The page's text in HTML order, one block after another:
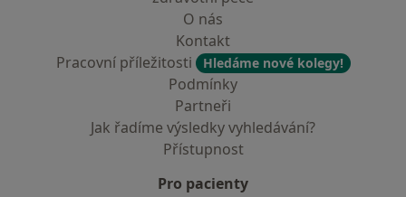
O nás
Kontakt
Pracovní příležitosti
Hledáme nové kolegy!
Podmínky
Partneři
Jak řadíme výsledky vyhledávání?
Přístupnost
Pro pacienty